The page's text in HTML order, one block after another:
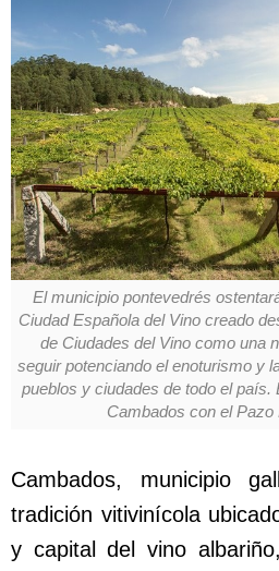
El municipio pontevedrés
Ciudad Española del Vino creado
de Ciudades del Vino como una
seguir potenciando el enoturismo y
pueblos y ciudades de todo el país.
Cambados con el Pazo
Cambados, municipio
tradición vitivinícola
y capital del vino